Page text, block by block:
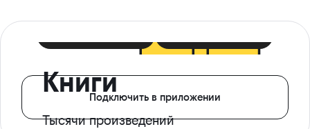
Книги
Тысячи произведений
Подключить в приложении